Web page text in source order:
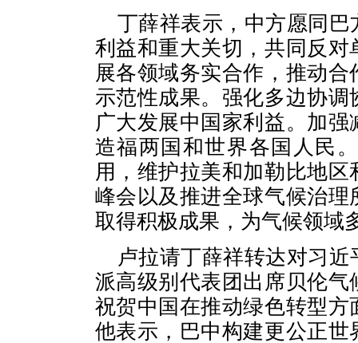
丁薛祥表示，中方愿同
利益和重大关切，共同反
展各领域务实合作，推动
示范性成果。强化多边协
广大发展中国家利益。加
造福两国和世界各国人民
用，维护拉美和加勒比地
峰会以及推进全球气候治
取得积极成果，为气候领域
卢拉请丁薛祥转达对习
派高级别代表团出席贝伦
祝贺中国在推动绿色转型
他表示，巴中构建更公正